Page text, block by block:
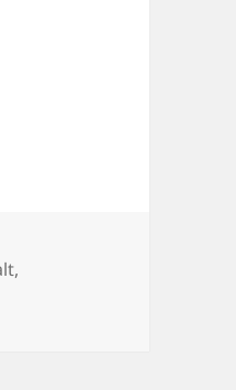
,
ist voller Küsse.